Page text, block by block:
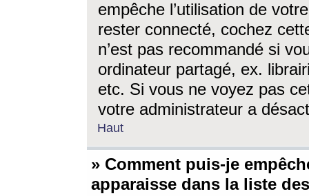
empêche l’utilisation de
rester connecté, cochez
n’est pas recommandé si
ordinateur partagé, ex.
etc. Si vous ne voyez pas
votre administrateur a
Haut
» Comment puis-je
apparaisse dans la liste